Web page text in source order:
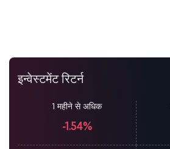
इन्वेस्टमेंट रिटर्न
1 महीने से अधिक
-1.54%